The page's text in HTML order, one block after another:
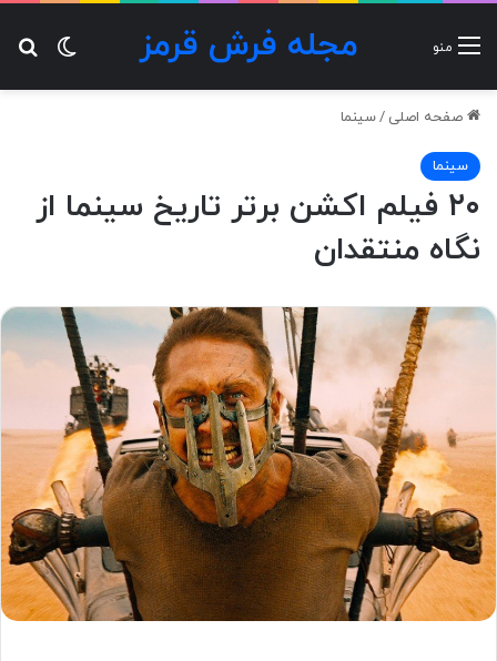
مجله فرش قرمز منو
صفحه اصلی /سینما
سینما
۲۰ فیلم اکشن برتر تاریخ سینما از
نگاه منتقدان